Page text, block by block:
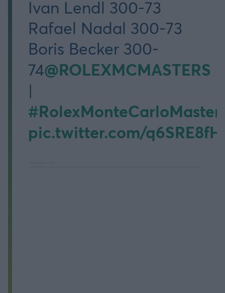
Ivan Lendl 300-73
Rafael Nadal 300-73
Boris Becker 300-
74@ROLEXMCMASTERS
|
pic.twitter.com/